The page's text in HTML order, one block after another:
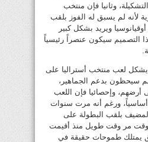
وثانيا فإن منتخب
لأنه لم يسبق له الفوز بلقب
ويريد بشكل كبير
التصميم سيكون عنصراً رئيسياً
يشكل لعب منتخب أستراليا على
سيحظون بدعم الجماهير،
وإحصائيا فإن اللعب
أساسياً، ورغم أنه مرت سنوات
بلقب البطولة على
مر وقت طويل منذ أقيمت
يمتلك طموحات حقيقة في